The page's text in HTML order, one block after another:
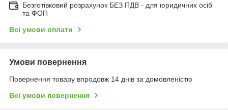
Безготівковий розрахунок БЕЗ ПДВ - для юридичних осіб
та ФОП
Всі умови оплати
Умови повернення
Повернення товару впродовж 14 днів за домовленістю
Всі умови повернення